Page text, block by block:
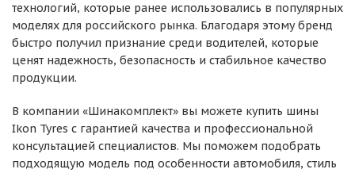
технологий, которые ранее использовались в популярных
моделях для российского рынка. Благодаря этому бренд
быстро получил признание среди водителей, которые
ценят надежность, безопасность и стабильное качество
продукции.
В компании «Шинакомплект» вы можете купить шины
Ikon Tyres с гарантией качества и профессиональной
консультацией специалистов. Мы поможем подобрать
подходящую модель под особенности автомобиля, стиль